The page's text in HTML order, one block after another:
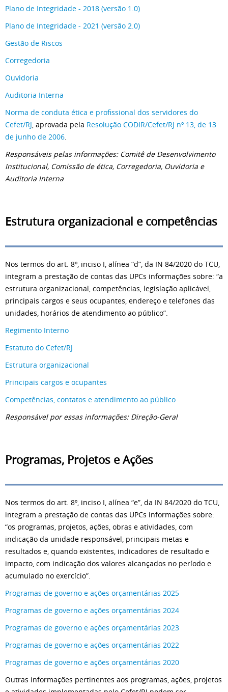
Plano de Integridade - 2018 (versão 1.0)
Plano de Integridade - 2021 (versão 2.0)
Gestão de Riscos
Corregedoria
Ouvidoria
Auditoria Interna
Norma de conduta ética e profissional dos servidores do
Cefet/RJ, aprovada pela Resolução CODIR/Cefet/RJ nº 13, de 13
de junho de 2006.
Responsáveis pelas informações: Comitê de Desenvolvimento
Institucional, Comissão de ética, Corregedoria, Ouvidoria e
Auditoria Interna
Estrutura organizacional e competências
Nos termos do art. 8º, inciso I, alínea “d”, da IN 84/2020 do TCU,
integram a prestação de contas das UPCs informações sobre: “a
estrutura organizacional, competências, legislação aplicável,
principais cargos e seus ocupantes, endereço e telefones das
unidades, horários de atendimento ao público”.
Regimento Interno
Estatuto do Cefet/RJ
Estrutura organizacional
Principais cargos e ocupantes
Competências, contatos e atendimento ao público
Responsável por essas informações: Direção-Geral
Programas, Projetos e Ações
Nos termos do art. 8º, inciso I, alínea “e”, da IN 84/2020 do TCU,
integram a prestação de contas das UPCs informações sobre:
“os programas, projetos, ações, obras e atividades, com
indicação da unidade responsável, principais metas e
resultados e, quando existentes, indicadores de resultado e
impacto, com indicação dos valores alcançados no período e
acumulado no exercício”.
Programas de governo e ações orçamentárias 2025
Programas de governo e ações orçamentárias 2024
Programas de governo e ações orçamentárias 2023
Programas de governo e ações orçamentárias 2022
Programas de governo e ações orçamentárias 2020
Outras informações pertinentes aos programas, ações, projetos